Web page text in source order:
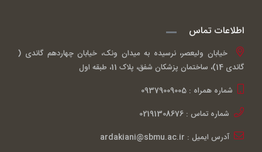
اطلاعات تماس
خیابان ولیعصر، نرسیده به میدان ونک، خیابان چهاردهم گاندی (
گاندی 14)، ساختمان پزشکان شفق، پلاک 11، طبقه اول
شماره همراه : 09379009005
شماره تماس : 02191308676
آدرس ایمیل : ardakiani@sbmu.ac.ir